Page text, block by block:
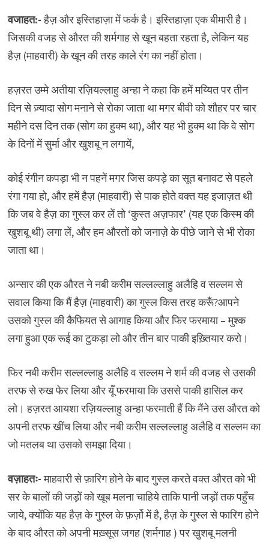
वजाहत:-हैज़ और इस्तिहाज़ा में फर्क है। इस्तिहाज़ा एक बीमारी है।
जिसकी वजह से औरत की शर्मगाह से खून बहता रहता है, लेकिन यह
हैज़ (माहवारी) के खून की तरह काले रंग का नहीं होता।
हज़रत उम्मे अतीया रज़ियल्लाहु अन्हा ने कहा कि हमें मय्यित पर तीन
दिन से ज़्यादा सोग मनाने से रोका जाता था मगर बीवी को शौहर पर चार
महीने दस दिन तक (सोग का हुक्म था), और यह भी हुक्म था कि वे सोग
के दिनों में सुर्मा और खुशबू न लगायें,
कोई रंगीन कपड़ा भी न पहनें मगर जिस कपड़े का सूत बनावट से पहले
रंगा गया हो, और हमें हैज़ (माहवारी) से पाक होते वक्त यह इजाज़त थी
कि जब वे हैज़ का गुस्ल कर लें तो ‘कुस्त अज़फार’ (यह एक किस्म की
खुशबू थी) लगा लें, और हम औरतों को जनाज़े के पीछे जाने से भी रोका
जाता था।
अन्सार की एक औरत ने नबी करीम सल्लल्लाहु अलैहि व सल्लम से
सवाल किया कि मैं हैज़ (माहवारी) का गुस्ल किस तरह करूँ?आपने
उसको गुस्ल की कैफियत से आगाह किया और फिर फरमाया – मुश्क
लगा हुआ एक रूई का टुकड़ा लो और तीन बार पाकी इख़्तियार करो।
फिर नबी करीम सल्लल्लाहु अलैहि व सल्लम ने शर्म की वजह से उसकी
तरफ से रुख फेर लिया और यूँ फरमाया कि उससे पाकी हासिल कर
लो। हज़रत आयशा रज़ियल्लाहु अन्हा फरमाती हैं कि मैंने उस औरत को
अपनी तरफ खींच लिया और नबी करीम सल्लल्लाहु अलैहि व सल्लम का
जो मतलब था उसको समझा दिया।
वज़ाहतः-माहवारी से फ़ारिग होने के बाद गुस्ल करते वक्त औरत को भी
सर के बालों की जड़ों को खूब मलना चाहिये ताकि पानी जड़ों तक पहुँच
जाये, क्योंकि यह हैज़ के गुस्ल के फ़र्ज़ो में है, हैज़ के गुस्ल से फारिग होने
के बाद औरत को अपनी मख़्सूस जगह (शर्मगाह ) पर खुशबू मलनी